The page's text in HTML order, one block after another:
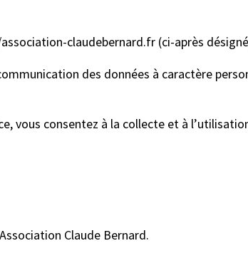
claudebernard.fr (ci-après
des données à caractère
vous consentez à la collecte et à
Claude Bernard.